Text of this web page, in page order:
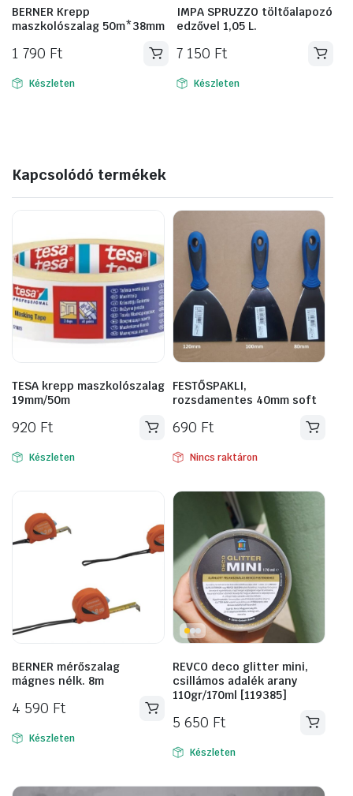
BERNER Krepp
maszkolószalag 50m*38mm
1 790 Ft
Készleten
IMPA SPRUZZO töltőalapozó
edzővel 1,05 L.
7 150 Ft
Készleten
Kapcsolódó termékek
TESA krepp maszkolószalag
19mm/50m
920 Ft
Készleten
FESTŐSPAKLI,
rozsdamentes 40mm soft
690 Ft
Nincs raktáron
BERNER mérőszalag
mágnes nélk. 8m
4 590 Ft
Készleten
REVCO deco glitter mini,
csillámos adalék arany
110gr/170ml [119385]
5 650 Ft
Készleten